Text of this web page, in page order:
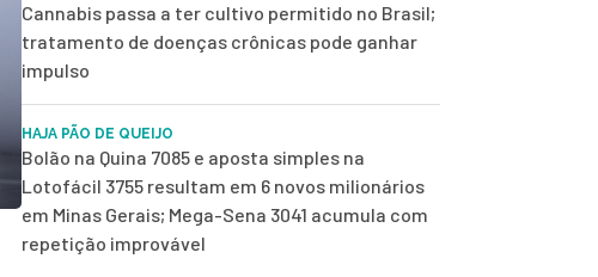
Cannabis passa a ter cultivo permitido no Brasil;
tratamento de doenças crônicas pode ganhar
impulso
HAJA PÃO DE QUEIJO
Bolão na Quina 7085 e aposta simples na
Lotofácil 3755 resultam em 6 novos milionários
em Minas Gerais; Mega-Sena 3041 acumula com
repetição improvável